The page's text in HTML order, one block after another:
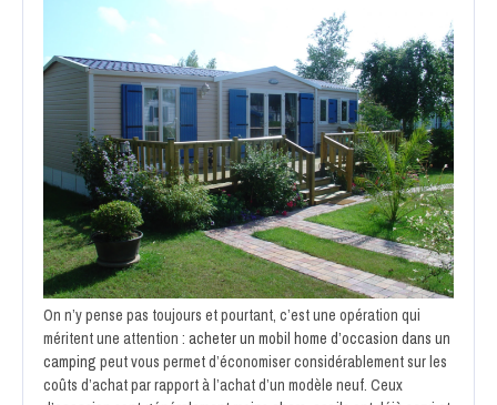
On n’y pense pas toujours et pourtant, c’est une opération qui
méritent une attention : acheter un mobil home d’occasion dans un
camping peut vous permet d’économiser considérablement sur les
coûts d’achat par rapport à l’achat d’un modèle neuf. Ceux